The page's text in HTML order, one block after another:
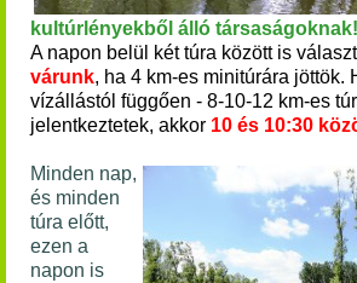
kultúrlényekből álló társaságoknak!
A napon belül két túra között is
várunk, ha 4 km-es minitúrára jöttök.
vízállástól függően - 8-10-12 km-es
jelentkeztetek, akkor 10 és 10:30
Minden nap,
és minden
túra előtt,
ezen a
napon is